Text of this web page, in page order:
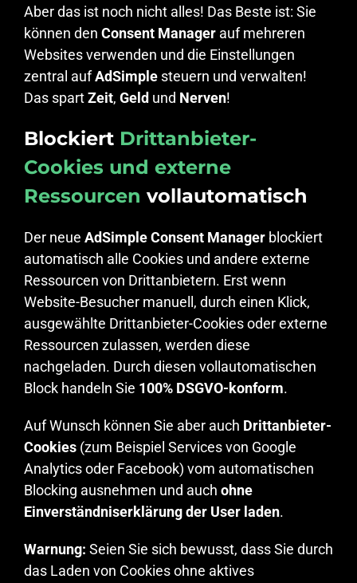
Aber das ist noch nicht alles! Das Beste ist: Sie
können den Consent Manager auf mehreren
Websites verwenden und die Einstellungen
zentral aufAdSimple steuern und verwalten!
Das spartZeit, Geld und Nerven!
Blockiert Drittanbieter-
Cookies und externe
Ressourcen vollautomatisch
Der neue AdSimple Consent Manager blockiert
automatisch alle Cookies und andere externe
Ressourcen von Drittanbietern. Erst wenn
Website-Besucher manuell, durch einen Klick,
ausgewählte Drittanbieter-Cookies oder externe
Ressourcen zulassen, werden diese
nachgeladen. Durch diesen vollautomatischen
Block handeln Sie 100% DSGVO-konform.
Auf Wunsch können Sie aber auch Drittanbieter-
Cookies (zum Beispiel Services von Google
Analytics oder Facebook) vom automatischen
Blocking ausnehmen und auch ohne
Einverständniserklärung der User laden.
Warnung: Seien Sie sich bewusst, dass Sie durch
das Laden von Cookies ohne aktives